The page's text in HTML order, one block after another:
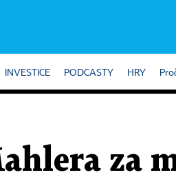
INVESTICE PODCASTY HRY
za